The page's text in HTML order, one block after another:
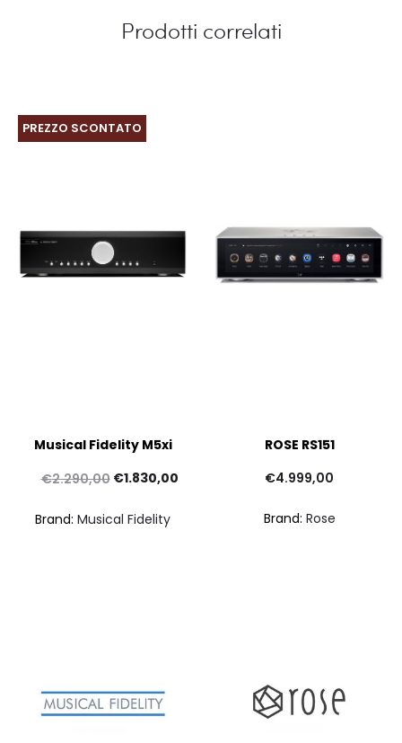
Prodotti correlati
PREZZO SCONTATO
Musical Fidelity M5xi
€2.290,00 Il
originale
€1.830,00Il
Brand: Musical Fidelity
ROSE RS151
€4.999,00
Brand: Rose